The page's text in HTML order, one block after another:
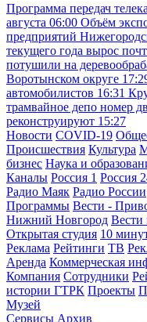
Программа передач
августа 06:00 Объём
предприятий
текущего года вырос
потушили на
Воротынском округе
автомобилистов 16:31
трамвайное депо номер
реконструируют 15:27
Новости COVID-19
Происшествия Культура
бизнес Наука и
Каналы Россия 1 Россия
Радио Маяк Радио России
Программы Вести -
Нижний Новгород Вести
Открытая студия 10
Реклама Рейтинги ТВ
Аренда Коммерческая
Компания Сотрудники
истории ГТРК Проекты
Музей
Сервисы Архив